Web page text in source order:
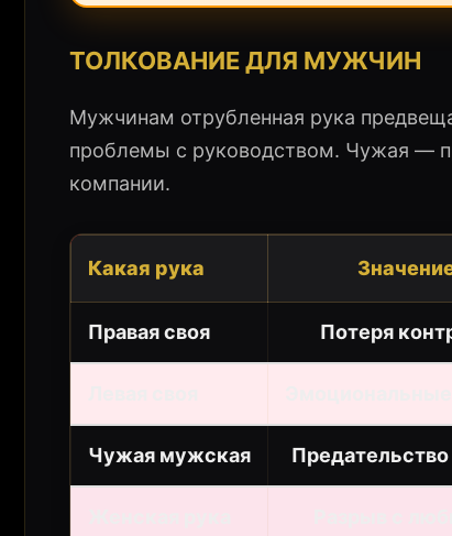
ТОЛКОВАНИЕ ДЛЯ МУЖЧИН
Мужчинам отрубленная рука
проблемы с руководством. Чужая —
компании.
Какая рука
Правая своя Потеря
Чужая мужская Предательство